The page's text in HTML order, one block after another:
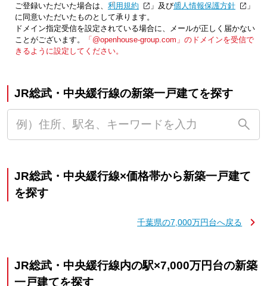
ご登録いただいた場合は、「利用規約 」及び「個人情報保護方針
」
に同意いただいたものとして承ります。
ドメイン指定受信を設定されている場合に、メールが正しく届かない
ことがございます。
「@openhouse-group.com」のドメインを受信で
きるように設定してください。
JR総武・中央緩行線の新築一戸建てを探す
JR総武・中央緩行線×価格帯から新築一戸建て
を探す
千葉県の7,000万円台へ戻る
JR総武・中央緩行線内の駅×7,000万円台の新築
一戸建てを探す